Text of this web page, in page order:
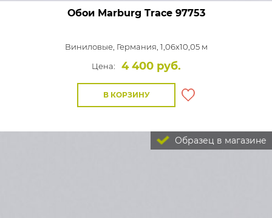
Обои Marburg Trace97753
Виниловые, Германия, 1,06x10,05 м
Цена:
4 400 руб.
В КОРЗИНУ
Образец в магазине